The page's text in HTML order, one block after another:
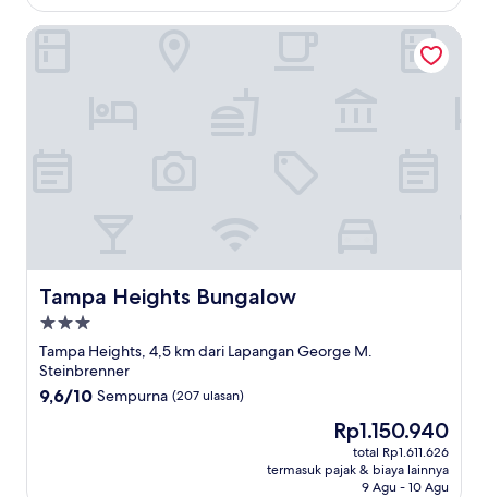
Tampa Heights Bungalow
Tampa Heights Bungalow
Properti
bintang
3.0
Tampa Heights, 4,5 km dari Lapangan George M.
Steinbrenner
9.6
9,6/10 Sempurna (207 ulasan)
Harga
sekarang
Rp1.150.940
Rp1.150.940
total Rp1.611.626
termasuk pajak & biaya lainnya
9 Agu - 10 Agu
Tampa Heights Bungalow